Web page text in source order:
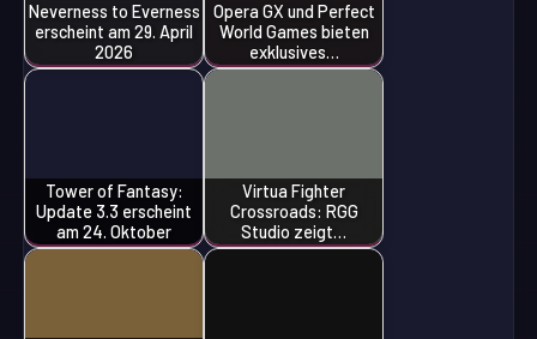
Neverness to Everness
erscheint am 29. April
2026
Opera GX und Perfect
World Games bieten
exklusives…
Tower of Fantasy:
Update 3.3 erscheint
am 24. Oktober
Virtua Fighter
Crossroads: RGG
Studio zeigt…